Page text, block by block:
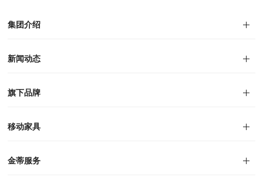
集团介绍
集团介绍
企业文化
人才招聘
商学院
VR全景展厅
董事长介绍
新闻动态
对外公告
家居资讯
旗下品牌
品牌文化
荣誉资质
产品专利
电子画册
移动家具
迪尚
西瑞
洛斯
里奥
洛卡
美舍
新古典
纯美
金蒂服务